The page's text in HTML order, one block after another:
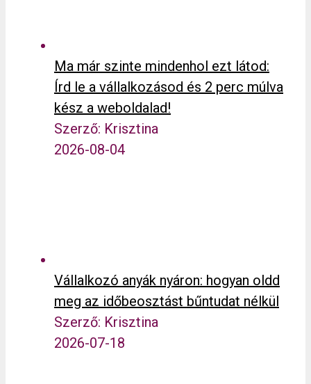
Ma már szinte mindenhol ezt látod:
Írd le a vállalkozásod és 2 perc múlva
kész a weboldalad!
Szerző: Krisztina
2026-08-04
Vállalkozó anyák nyáron: hogyan oldd
meg az időbeosztást bűntudat nélkül
Szerző: Krisztina
2026-07-18